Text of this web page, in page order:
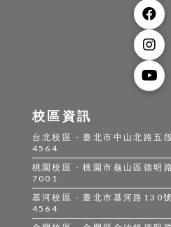
校區資訊
台北校區 - 臺北市中山北路
4564
桃園校區 - 桃園市龜山區德
7001
基河校區 - 臺北市基河路
4564